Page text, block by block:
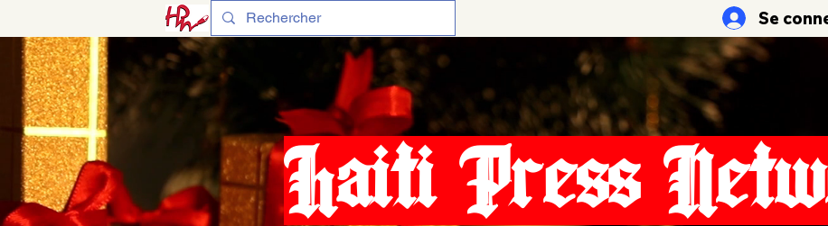
Se
Haiti Press